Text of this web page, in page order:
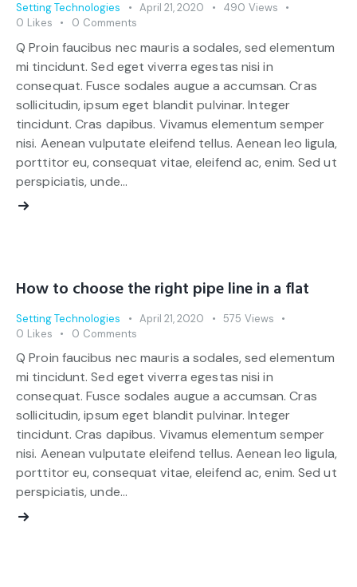
Setting Technologies April 21, 2020 490 Views
0 Likes 0 Comments
Q Proin faucibus nec mauris a sodales, sed elementum
mi tincidunt. Sed eget viverra egestas nisi in
consequat. Fusce sodales augue a accumsan. Cras
sollicitudin, ipsum eget blandit pulvinar. Integer
tincidunt. Cras dapibus. Vivamus elementum semper
nisi. Aenean vulputate eleifend tellus. Aenean leo ligula,
porttitor eu, consequat vitae, eleifend ac, enim. Sed ut
perspiciatis, unde…
How to choose the right pipe line in a flat
Setting Technologies April 21, 2020 575 Views
0 Likes 0 Comments
Q Proin faucibus nec mauris a sodales, sed elementum
mi tincidunt. Sed eget viverra egestas nisi in
consequat. Fusce sodales augue a accumsan. Cras
sollicitudin, ipsum eget blandit pulvinar. Integer
tincidunt. Cras dapibus. Vivamus elementum semper
nisi. Aenean vulputate eleifend tellus. Aenean leo ligula,
porttitor eu, consequat vitae, eleifend ac, enim. Sed ut
perspiciatis, unde…